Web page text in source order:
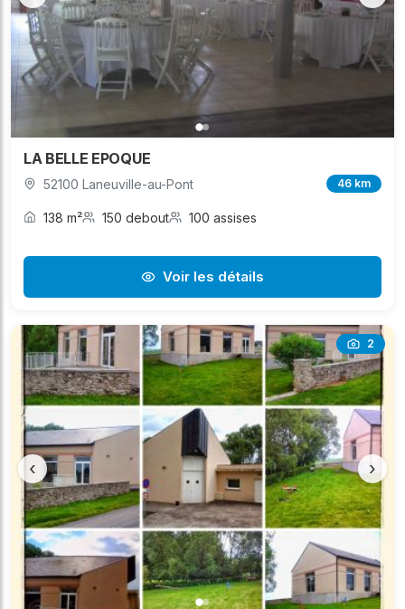
LA BELLE EPOQUE
52100 Laneuville-au-Pont 46 km
138 m² 150 debout 100 assises
Voir les détails
2
‹ ›